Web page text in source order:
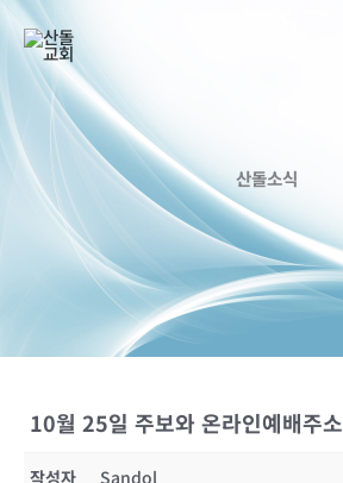
텐
로
산돌소식
10월 25일 주보와 온라인예배주소
작성자
Sandol